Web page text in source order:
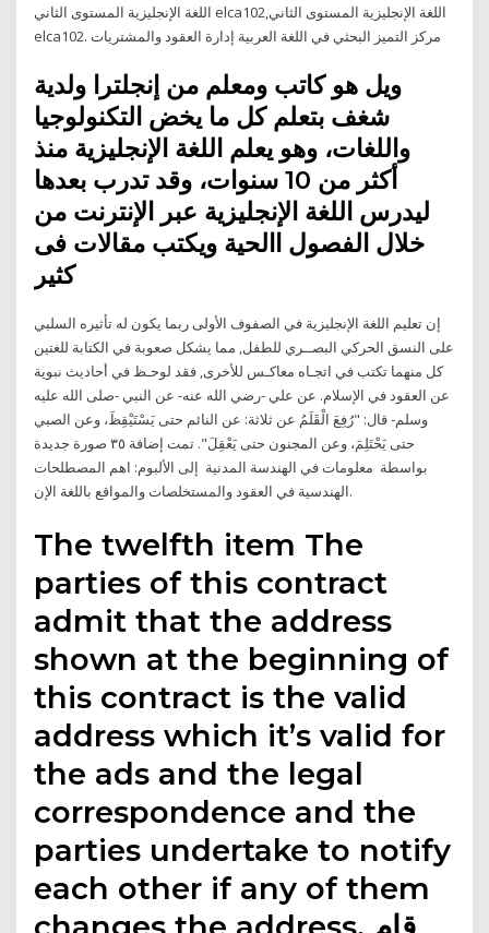
اللغة الإنجليزية المستوى الثاني elca102,اللغة الإنجليزية المستوى الثاني
elca102. مركز التميز البحثي في اللغة العربية إدارة العقود والمشتريات
ويل هو كاتب ومعلم من إنجلترا ولدية
شغف بتعلم كل ما يخض التكنولوجيا
واللغات، وهو يعلم اللغة الإنجليزية منذ
أكثر من 10 سنوات، وقد تدرب بعدها
ليدرس اللغة الإنجليزية عبر الإنترنت من
خلال الفصول االحية ويكتب مقالات فى
كثير
إن تعليم اللغة الإنجليزية في الصفوف الأولى ربما يكون له تأثيره السلبي
على النسق الحركي البصــري للطفل, مما يشكل صعوبة في الكتابة للغتين
كل منهما تكتب في اتجـاه معاكـس للأخرى, فقد لوحـظ في أحاديث نبوية
عن العقود في الإسلام. عن علي -رضي الله عنه- عن النبي -صلى الله عليه
وسلم- قال: "رُفِعَ الْقَلَمُ عن ثلاثة: عن النائم حتى يَسْتَيْقِظَ، وعن الصبي
حتى يَحْتَلِمَ، وعن المجنون حتى يَعْقِلَ". تمت إضافة ‏‏٣٥‏ صورة جديدة‏
بواسطة ‏ معلومات في الهندسة المدنية ‏ إلى الألبوم: ‏اهم المصطلحات
الهندسية في العقود والمستخلصات والمواقع باللغة الإن‏.
The twelfth item The
parties of this contract
admit that the address
shown at the beginning of
this contract is the valid
address which it’s valid for
the ads and the legal
correspondence and the
parties undertake to notify
each other if any of them